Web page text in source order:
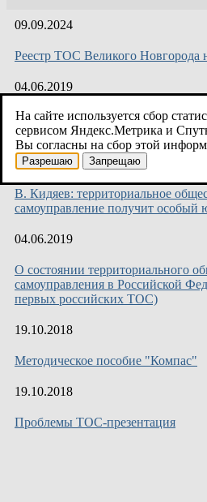
09.09.2024
Реестр ТОС Великого Новгорода
04.06.2019
Начали действовать новые
площадкам
04.06.2019
В. Кидяев: территориальное
самоуправление получит особый
04.06.2019
О состоянии территориального
самоуправления в Российской
первых российских ТОС)
19.10.2018
Методическое пособие "Компас"
19.10.2018
Проблемы ТОС-презентация
На сайте используется сбор
сервисом Яндекс.Метрика и
Вы согласны на сбор этой
Разрешаю Запрещаю